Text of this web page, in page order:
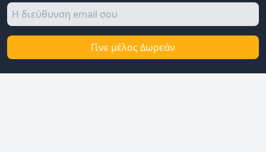
Γίνε μέλος Δωρεάν